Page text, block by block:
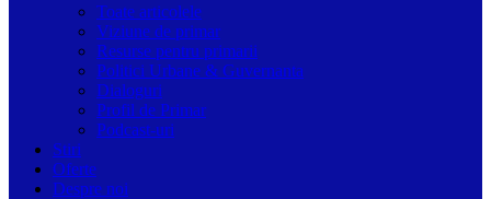
Toate articolele
Viziune de primar
Resurse pentru primarii
Politici Urbane & Guvernanta
Dialoguri
Profil de Primar
Podcast-uri
Stiri
Oferte
Despre noi